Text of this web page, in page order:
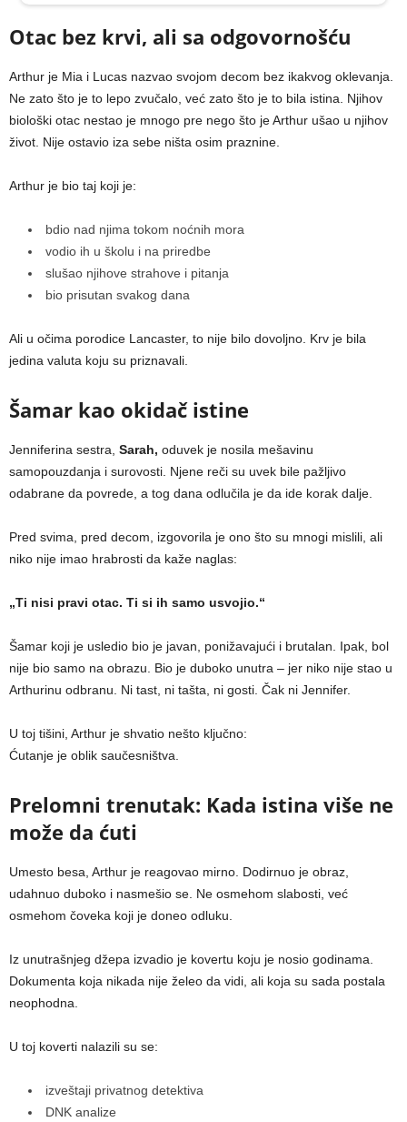
Otac bez krvi, ali sa odgovornošću
Arthur je Mia i Lucas nazvao svojom decom bez ikakvog oklevanja.
Ne zato što je to lepo zvučalo, već zato što je to bila istina. Njihov
biološki otac nestao je mnogo pre nego što je Arthur ušao u njihov
život. Nije ostavio iza sebe ništa osim praznine.
Arthur je bio taj koji je:
bdio nad njima tokom noćnih mora
vodio ih u školu i na priredbe
slušao njihove strahove i pitanja
bio prisutan svakog dana
Ali u očima porodice Lancaster, to nije bilo dovoljno. Krv je bila
jedina valuta koju su priznavali.
Šamar kao okidač istine
Jenniferina sestra, Sarah, oduvek je nosila mešavinu
samopouzdanja i surovosti. Njene reči su uvek bile pažljivo
odabrane da povrede, a tog dana odlučila je da ide korak dalje.
Pred svima, pred decom, izgovorila je ono što su mnogi mislili, ali
niko nije imao hrabrosti da kaže naglas:
„Ti nisi pravi otac. Ti si ih samo usvojio.“
Šamar koji je usledio bio je javan, ponižavajući i brutalan. Ipak, bol
nije bio samo na obrazu. Bio je duboko unutra – jer niko nije stao u
Arthurinu odbranu. Ni tast, ni tašta, ni gosti. Čak ni Jennifer.
U toj tišini, Arthur je shvatio nešto ključno:
Ćutanje je oblik saučesništva.
Prelomni trenutak: Kada istina više ne
može da ćuti
Umesto besa, Arthur je reagovao mirno. Dodirnuo je obraz,
udahnuo duboko i nasmešio se. Ne osmehom slabosti, već
osmehom čoveka koji je doneo odluku.
Iz unutrašnjeg džepa izvadio je kovertu koju je nosio godinama.
Dokumenta koja nikada nije želeo da vidi, ali koja su sada postala
neophodna.
U toj koverti nalazili su se:
izveštaji privatnog detektiva
DNK analize